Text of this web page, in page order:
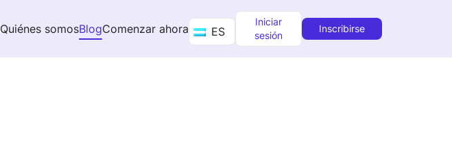
Quiénes somosBlogComenzar ahora ES
Iniciar
sesión
Inscribirse